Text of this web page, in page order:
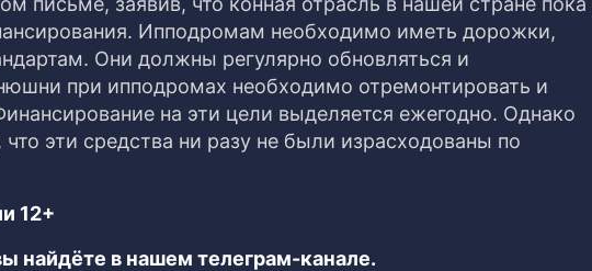
Ипподромам необходимо иметь дорожки,
Они должны регулярно обновляться и
при ипподромах необходимо отремонтировать и
на эти цели выделяется ежегодно. Однако
эти средства ни разу не были израсходованы по
12+
найдёте в нашем телеграм-канале.